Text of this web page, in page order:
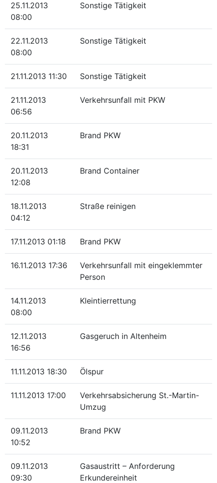
25.11.2013
08:00
Sonstige Tätigkeit
22.11.2013
08:00
Sonstige Tätigkeit
21.11.2013 11:30 Sonstige Tätigkeit
21.11.2013
06:56
Verkehrsunfall mit PKW
20.11.2013
18:31
Brand PKW
20.11.2013
12:08
Brand Container
18.11.2013
04:12
Straße reinigen
17.11.2013 01:18 Brand PKW
16.11.2013 17:36
Verkehrsunfall mit eingeklemmter
Person
14.11.2013
08:00
Kleintierrettung
12.11.2013
16:56
Gasgeruch in Altenheim
11.11.2013 18:30 Ölspur
11.11.2013 17:00
Verkehrsabsicherung St.-Martin-
Umzug
09.11.2013
10:52
Brand PKW
09.11.2013
09:30
Gasaustritt – Anforderung
Erkundereinheit